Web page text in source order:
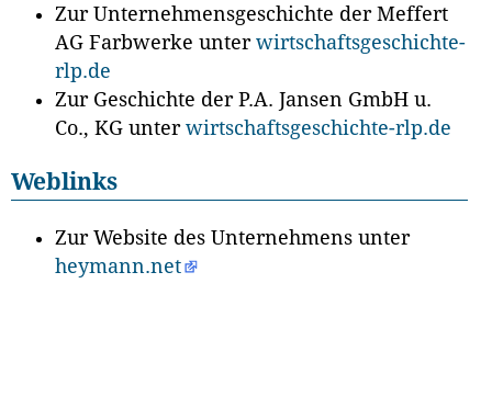
Zur Unternehmensgeschichte der Meffert
AG Farbwerke unter wirtschaftsgeschichte-
rlp.de
Zur Geschichte der P.A. Jansen GmbH u.
Co., KG unter wirtschaftsgeschichte-rlp.de
Weblinks
Zur Website des Unternehmens unter
heymann.net